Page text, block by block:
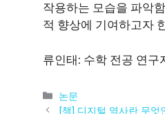
작용하는 모습을 파악
적 향상에 기여하고자
류인태: 수학 전공 연구
카
테
논문
[책] 디지털 역사란 무엇